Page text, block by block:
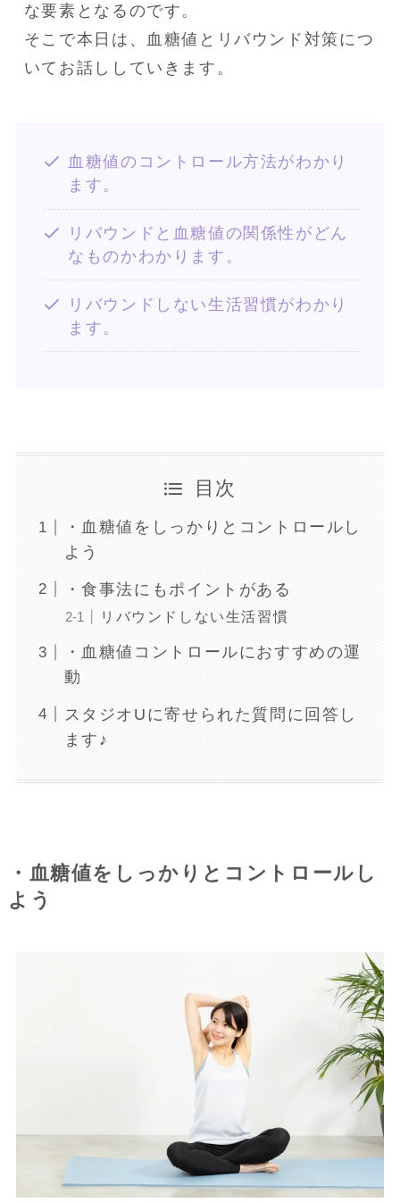
な要素となるのです。
そこで本日は、血糖値とリバウンド対策につ
いてお話ししていきます。
血糖値のコントロール方法がわかり
ます。
リバウンドと血糖値の関係性がどん
なものかわかります。
リバウンドしない生活習慣がわかり
ます。
目次
・血糖値をしっかりとコントロールし
よう
・食事法にもポイントがある
リバウンドしない生活習慣
・血糖値コントロールにおすすめの運
動
スタジオUに寄せられた質問に回答し
ます♪
・血糖値をしっかりとコントロールし
よう